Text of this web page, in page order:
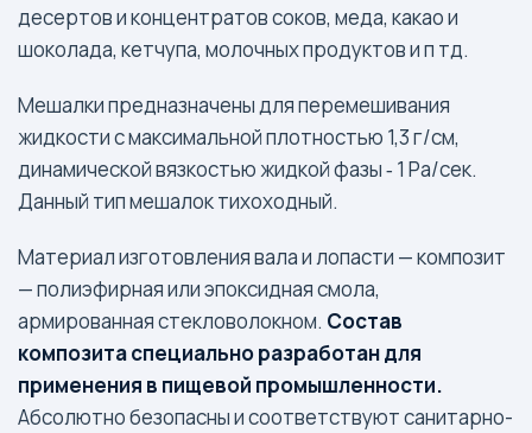
десертов и концентратов соков, меда, какао и
шоколада, кетчупа, молочных продуктов и п тд.
Мешалки предназначены для перемешивания
жидкости с максимальной плотностью 1,3 г/см,
динамической вязкостью жидкой фазы ‐ 1 Ра/сек.
Данный тип мешалок тихоходный.
Материал изготовления вала и лопасти — композит
— полиэфирная или эпоксидная смола,
армированная стекловолокном. Состав
композита специально разработан для
применения в пищевой промышленности.
Абсолютно безопасны и соответствуют санитарно-